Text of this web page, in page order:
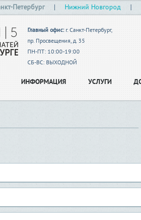
Петербург | Нижний Новгород |
Главный офис: г. Санкт-Петербург,
пр. Просвещения, д. 35
ПН-ПТ: 10:00-19:00
СБ-ВС: ВЫХОДНОЙ
ИНФОРМАЦИЯ УСЛУГИ